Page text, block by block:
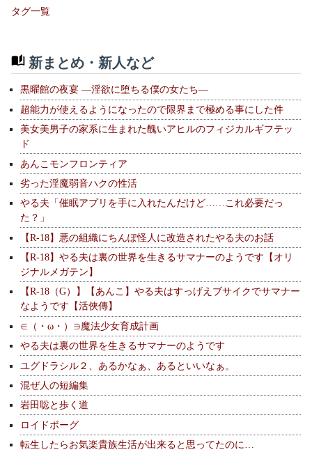
タグ一覧
新まとめ・新人など
黒曜館の夜宴 —淫欲に堕ちる僕の女たち—
超能力が使えるようになったので限界まで極める事にした件
美女美男子の家系に生まれた醜いアヒルのフィジカルギフテッ
ド
あんこモンフロンティア
劣った淫魔弱音ハクの性活
やる夫「催眠アプリを手に入れたんだけど……これ必要だっ
た？」
【R-18】悪の組織にちんぽ怪人に改造されたやる夫のお話
【R-18】やる夫は裏の世界を生きるサマナーのようです【オリ
ジナルメガテン】
【R-18（G）】【あんこ】やる夫はすっげえブサイクでサマナー
なようです【活俠傳】
∈（・ω・）∋魔法少女育成計画
やる夫は裏の世界を生きるサマナーのようです
ユグドラシル２、あるかなぁ、あるといいなぁ。
混ぜ人の短編集
岩田聡と歩く道
ロイドボーグ
転生したらお気楽貴族生活が出来ると思ってたのに…